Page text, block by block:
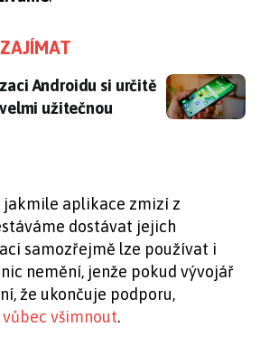
Androidu si určitě instalujte.
Androidu si určitě
užitečnou
jakmile aplikace zmizí z
dostávat jejich
samozřejmě lze používat i
nemění, jenže pokud vývojář
že ukončuje podporu,
všimnout.